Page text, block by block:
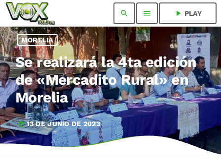
search menu play_arrow PLAY
MORELIA
Se realizará la 4ta edición
de «Mercadito Rural» en
Morelia
today 13 DE JUNIO DE 2023